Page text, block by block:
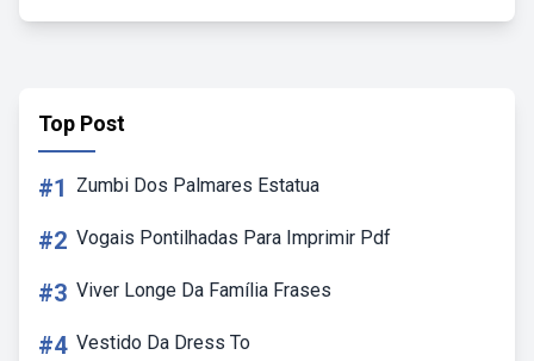
Top Post
#1 Zumbi Dos Palmares Estatua
#2 Vogais Pontilhadas Para Imprimir Pdf
#3 Viver Longe Da Família Frases
#4 Vestido Da Dress To